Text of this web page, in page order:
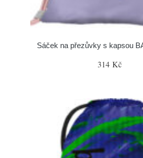
Sáček na přezůvky s kapsou
314 Kč